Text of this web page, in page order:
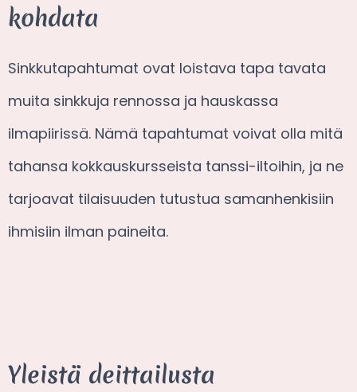
kohdata
Sinkkutapahtumat ovat loistava tapa tavata
muita sinkkuja rennossa ja hauskassa
ilmapiirissä. Nämä tapahtumat voivat olla mitä
tahansa kokkauskursseista tanssi-iltoihin, ja ne
tarjoavat tilaisuuden tutustua samanhenkisiin
ihmisiin ilman paineita.
Yleistä deittailusta